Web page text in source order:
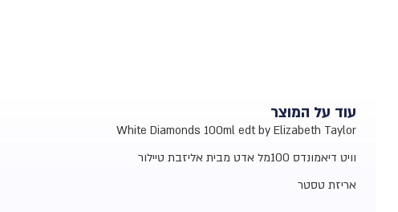
עוד על המוצר
White Diamonds 100ml edt by Elizabeth Taylor
וויט דיאמונדס 100מל אדט מבית אליזבת טיילור
אריזת טסטר